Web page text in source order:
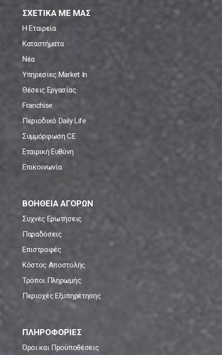
ΣΧΕΤΙΚΑ ΜΕ ΜΑΣ
Η Εταιρεία
Καταστήματα
Νέα
Υπηρεσίες Market In
Θέσεις Εργασίας
Franchise
Περιοδικό Daily Life
Συμμόρφωση CE
Εταιρική Ευθύνη
Επικοινωνία
ΒΟΗΘΕΙΑ ΑΓΟΡΩΝ
Συχνές Ερωτήσεις
Παραδόσεις
Επιστροφές
Κόστος Αποστολής
Τρόποι Πληρωμής
Περιοχές Εξυπηρέτησης
ΠΛΗΡΟΦΟΡΙΕΣ
Όροι και Προϋποθέσεις